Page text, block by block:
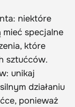
niektóre
specjalne
które
sztućców.
unikaj
działaniu
ponieważ